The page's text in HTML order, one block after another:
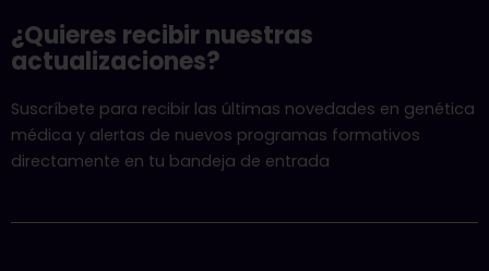
¿Quieres recibir nuestras
actualizaciones?
Suscríbete para recibir las últimas novedades en genética
médica y alertas de nuevos programas formativos
directamente en tu bandeja de entrada